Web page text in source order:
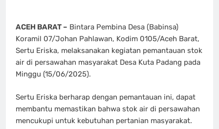
ACEH BARAT – Bintara Pembina Desa (Babinsa)
Koramil 07/Johan Pahlawan, Kodim 0105/Aceh Barat,
Sertu Eriska, melaksanakan kegiatan pemantauan stok
air di persawahan masyarakat Desa Kuta Padang pada
Minggu (15/06/2025).
Sertu Eriska berharap dengan pemantauan ini, dapat
membantu memastikan bahwa stok air di persawahan
mencukupi untuk kebutuhan pertanian masyarakat.